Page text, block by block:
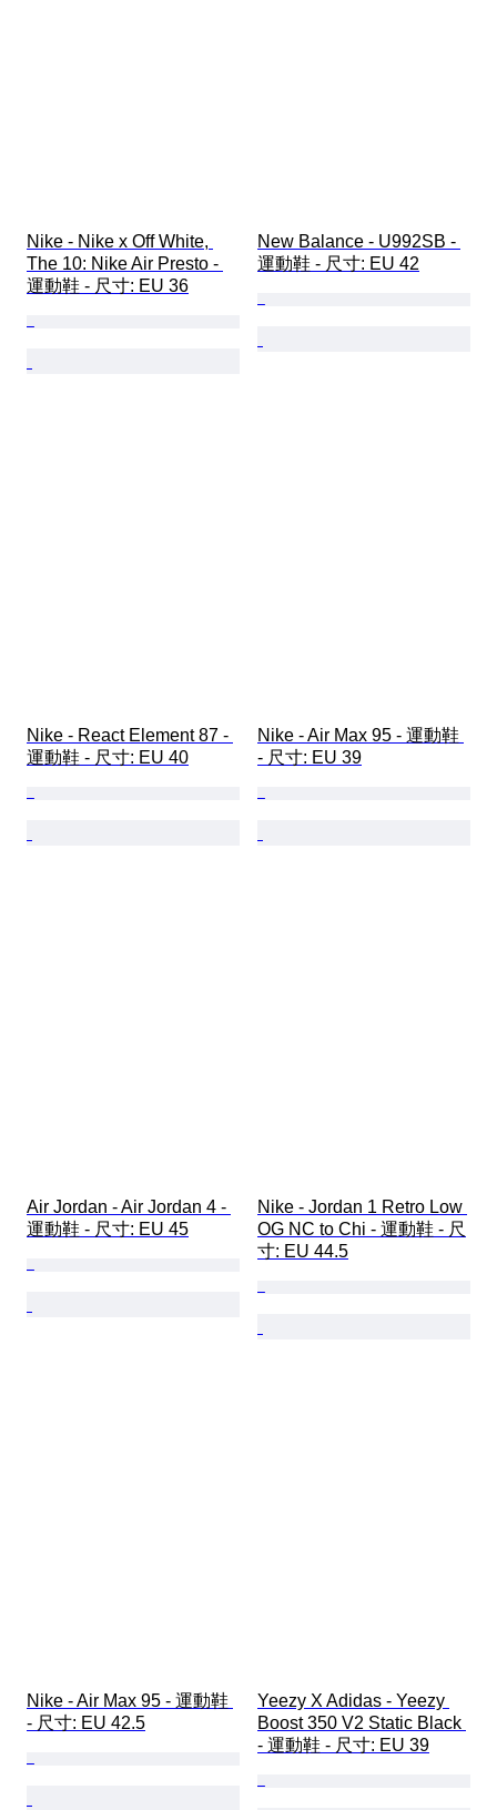
Nike - Nike x Off White,
The 10: Nike Air Presto -
運動鞋 - 尺寸: EU 36
New Balance - U992SB -
運動鞋 - 尺寸: EU 42
Nike - React Element 87 -
運動鞋 - 尺寸: EU 40
Nike - Air Max 95 - 運動鞋
- 尺寸: EU 39
Air Jordan - Air Jordan 4 -
運動鞋 - 尺寸: EU 45
Nike - Jordan 1 Retro Low
OG NC to Chi - 運動鞋 - 尺
寸: EU 44.5
Nike - Air Max 95 - 運動鞋
- 尺寸: EU 42.5
Yeezy X Adidas - Yeezy
Boost 350 V2 Static Black
- 運動鞋 - 尺寸: EU 39